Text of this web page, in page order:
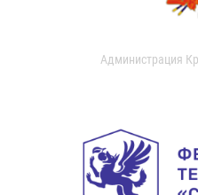
Администрация